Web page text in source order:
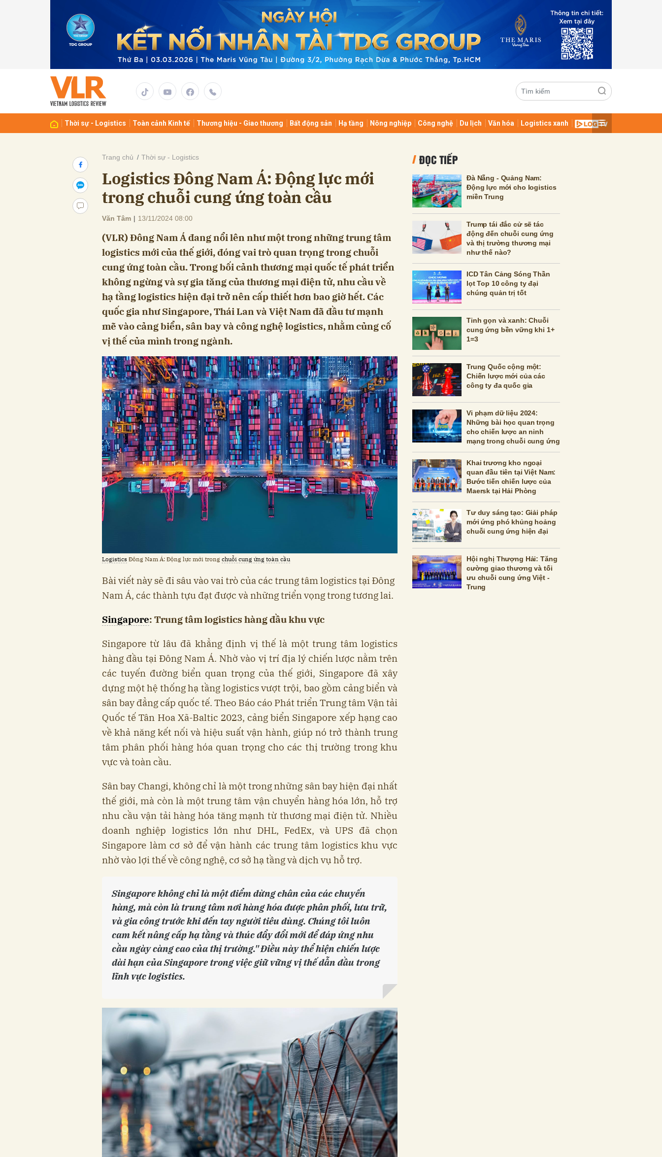
Thời sự - Logistics Toàn cảnh Kinh tế Thương hiệu - Giao thương Bất động sản Hạ tầng Nông nghiệp Công nghệ Du lịch Văn hóa Logistics xanh
Trang chủ Thời sự - Logistics
Logistics Đông Nam Á: Động lực mới
trong chuỗi cung ứng toàn cầu
Văn Tâm | 13/11/2024 08:00
(VLR) Đông Nam Á đang nổi lên như một trong những trung tâm
logistics mới của thế giới, đóng vai trò quan trọng trong chuỗi
cung ứng toàn cầu. Trong bối cảnh thương mại quốc tế phát triển
không ngừng và sự gia tăng của thương mại điện tử, nhu cầu về
hạ tầng logistics hiện đại trở nên cấp thiết hơn bao giờ hết. Các
quốc gia như Singapore, Thái Lan và Việt Nam đã đầu tư mạnh
mẽ vào cảng biển, sân bay và công nghệ logistics, nhằm củng cố
vị thế của mình trong ngành.
Logistics Đông Nam Á: Động lực mới trong chuỗi cung ứng toàn cầu
Bài viết này sẽ đi sâu vào vai trò của các trung tâm logistics tại Đông
Nam Á, các thành tựu đạt được và những triển vọng trong tương lai.
Singapore: Trung tâm logistics hàng đầu khu vực
Singapore từ lâu đã khẳng định vị thế là một trung tâm logistics
hàng đầu tại Đông Nam Á. Nhờ vào vị trí địa lý chiến lược nằm trên
các tuyến đường biển quan trọng của thế giới, Singapore đã xây
dựng một hệ thống hạ tầng logistics vượt trội, bao gồm cảng biển và
sân bay đẳng cấp quốc tế. Theo Báo cáo Phát triển Trung tâm Vận tải
Quốc tế Tân Hoa Xã-Baltic 2023, cảng biển Singapore xếp hạng cao
về khả năng kết nối và hiệu suất vận hành, giúp nó trở thành trung
tâm phân phối hàng hóa quan trọng cho các thị trường trong khu
vực và toàn cầu.
Sân bay Changi, không chỉ là một trong những sân bay hiện đại nhất
thế giới, mà còn là một trung tâm vận chuyển hàng hóa lớn, hỗ trợ
nhu cầu vận tải hàng hóa tăng mạnh từ thương mại điện tử. Nhiều
doanh nghiệp logistics lớn như DHL, FedEx, và UPS đã chọn
Singapore làm cơ sở để vận hành các trung tâm logistics khu vực
nhờ vào lợi thế về công nghệ, cơ sở hạ tầng và dịch vụ hỗ trợ.
Singapore không chỉ là một điểm dừng chân của các chuyến
hàng, mà còn là trung tâm nơi hàng hóa được phân phối, lưu trữ,
và gia công trước khi đến tay người tiêu dùng. Chúng tôi luôn
cam kết nâng cấp hạ tầng và thúc đẩy đổi mới để đáp ứng nhu
cầu ngày càng cao của thị trường." Điều này thể hiện chiến lược
dài hạn của Singapore trong việc giữ vững vị thế dẫn đầu trong
lĩnh vực logistics.
ĐỌC TIẾP
Đà Nẵng - Quảng Nam:
Động lực mới cho logistics
miền Trung
Trump tái đắc cử sẽ tác
động đến chuỗi cung ứng
và thị trường thương mại
như thế nào?
ICD Tân Cảng Sóng Thần
lọt Top 10 công ty đại
chúng quản trị tốt
Tinh gọn và xanh: Chuỗi
cung ứng bền vững khi 1+
1=3
Trung Quốc cộng một:
Chiến lược mới của các
công ty đa quốc gia
Vi phạm dữ liệu 2024:
Những bài học quan trọng
cho chiến lược an ninh
mạng trong chuỗi cung ứng
Khai trương kho ngoại
quan đầu tiên tại Việt Nam:
Bước tiến chiến lược của
Maersk tại Hải Phòng
Tư duy sáng tạo: Giải pháp
mới ứng phó khủng hoảng
chuỗi cung ứng hiện đại
Hội nghị Thượng Hải: Tăng
cường giao thương và tối
ưu chuỗi cung ứng Việt -
Trung
Gửi bình luận